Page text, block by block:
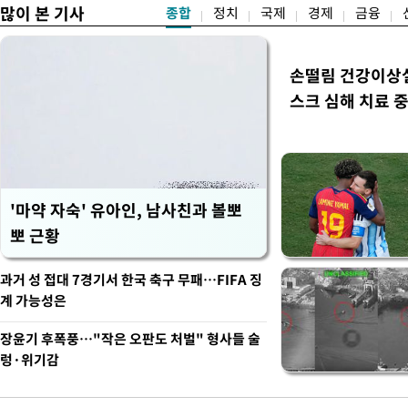
많이 본 기사 종합 정치 국제 경제 금융
'마약 자숙' 유아인, 남사친과 볼뽀
뽀 근황
손떨림 건강이
스크 심해 치료
과거 성 접대 7경기서 한국 축구 무패…FIFA 징
계 가능성은
장윤기 후폭풍…"작은 오판도 처벌" 형사들 술
렁·위기감